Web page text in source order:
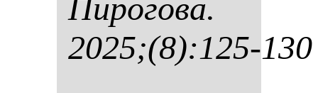
Пи­ро­го­ва.
2025;(8):125-130